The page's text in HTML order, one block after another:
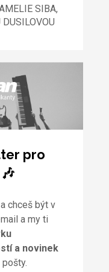
SIBA,
pro
chceš být v
a my ti
a novinek